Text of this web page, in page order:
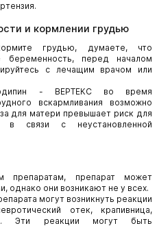
и кормлении грудью
грудью, думаете, что
беременность, перед началом
с лечащим врачом или
- ВЕРТЕКС во время
вскармливания возможно
для матери превышает риск для
в связи с неустановленной
препаратам, препарат может
однако они возникают не у всех.
могут возникнуть реакции
отек, крапивница,
Эти реакции могут быть